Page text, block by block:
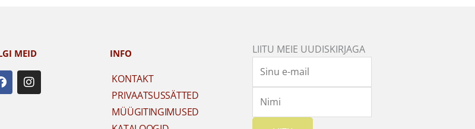
MEID
F
a
c
I
n
s
INFO
KONTAKT
PRIVAATSUSSÄTTED
MÜÜGITINGIMUSED
LIITU MEIE UUDISKIRJAGA